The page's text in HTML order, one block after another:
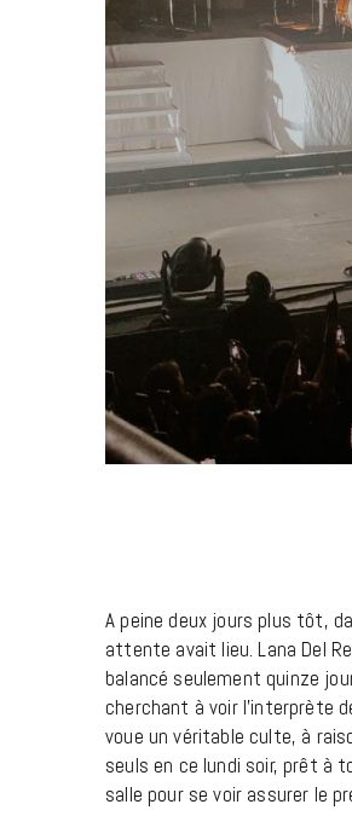
A peine deux jours plus tôt,
attente avait lieu. Lana Del
balancé seulement quinze
cherchant à voir l’interprète
voue un véritable culte, à
seuls en ce lundi soir, prêt à
salle pour se voir assurer le